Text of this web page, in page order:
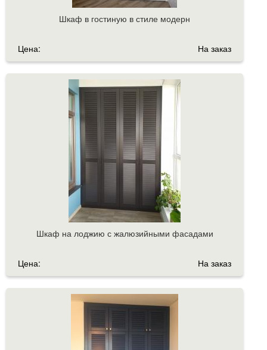
Шкаф в гостиную в стиле модерн
Цена: На заказ
Шкаф на лоджию с жалюзийными фасадами
Цена: На заказ